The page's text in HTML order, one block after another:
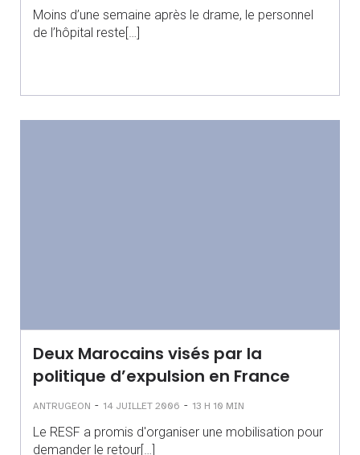
Moins d’une semaine après le drame, le personnel
de l’hôpital reste[…]
Deux Marocains visés par la
politique d’expulsion en France
ANTRUGEON - 14 JUILLET 2006 - 13 H 10 MIN
Le RESF a promis d'organiser une mobilisation pour
demander le retour[…]